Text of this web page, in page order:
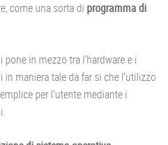
come una sorta di programma di
in mezzo tra l’hardware e i
maniera tale da far si che l’utilizzo
per l’utente mediante i